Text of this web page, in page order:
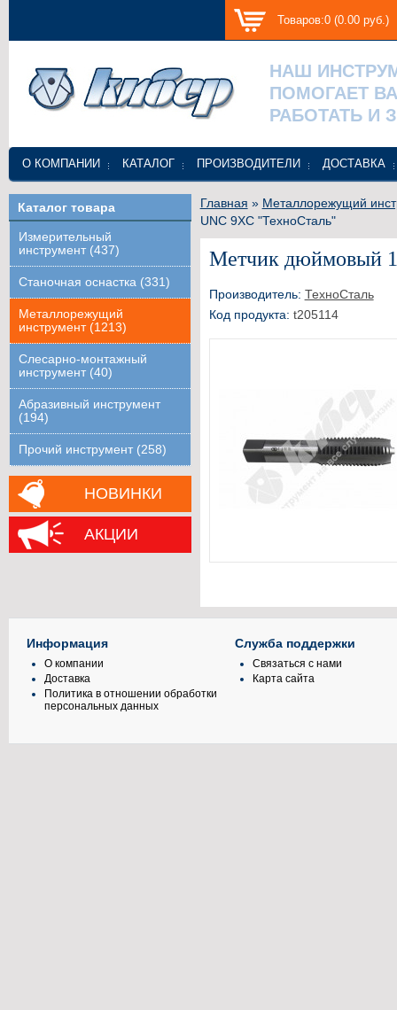
Товаров:0 (0.00 руб.)
НАШ
ПОМОГАЕТ
РАБОТАТЬ И
О КОМПАНИИ КАТАЛОГ ПРОИЗВОДИТЕЛИ ДОСТАВКА
Каталог товара
Измерительный
инструмент (437)
Станочная оснастка (331)
Металлорежущий
инструмент (1213)
Слесарно-монтажный
инструмент (40)
Абразивный инструмент
(194)
Прочий инструмент (258)
НОВИНКИ
АКЦИИ
Главная » Металлорежущий
UNC 9ХС "ТехноСталь"
Метчик дюймовый
Производитель: ТехноСталь
Код продукта: t205114
Информация
О компании
Доставка
Политика в отношении обработки
персональных данных
Служба поддержки
Связаться с нами
Карта сайта